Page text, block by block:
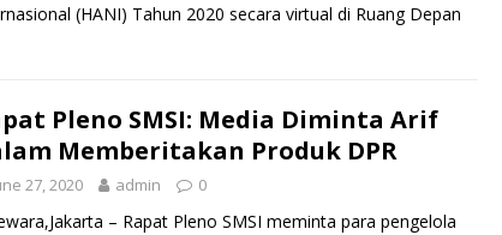
(HANI) Tahun 2020 secara virtual di Ruang Depan
Pleno SMSI: Media Diminta Arif
Memberitakan Produk DPR
27, 2020 admin 0
– Rapat Pleno SMSI meminta para pengelola